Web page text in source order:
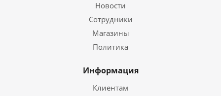
Новости
Сотрудники
Магазины
Политика
Информация
Клиентам